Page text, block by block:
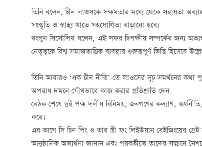
তিনি বলেন, চীন লাওসকে সক্ষমতার মধ্যে থেকে সহায়তা
সংস্কৃতি ও স্বাস্থ্য খাতে সহযোগিতা বাড়ানো হবে।
থংলুন সিসৌলিথ বলেন, এই সফর দ্বিপক্ষীয় সম্পর্কের জন্য
নেতৃত্বকে বিশ্ব সমাজতান্ত্রিক ব্যবস্থার গুরুত্বপূর্ণ ভিত্তি হিসেবে
তিনি আবারও ‘এক চীন নীতি’-তে লাওসের দৃঢ় সমর্থনের কথা
অপরাধ দমনে যৌথভাবে কাজ করার প্রতিশ্রুতি দেন।
বৈঠক শেষে দুই পক্ষ দলীয় বিনিময়, জনগণের কল্যাণ, অর্থনীতি,
করে।
এর আগে সি চিন পিং ও তার স্ত্রী ফং লিইউয়ান বেইজিংয়ের
আনুষ্ঠানিক অভ্যর্থনা জানান এবং পরবর্তীতে তাদের সম্মানে